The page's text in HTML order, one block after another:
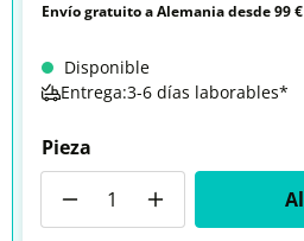
Envío gratuito a Alemania desde 99 €
Disponible
Entrega:3-6 días laborables*
Pieza